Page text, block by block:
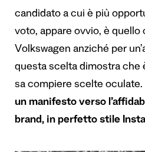
candidato a cui è più
voto, appare ovvio, è quello
Volkswagen anziché per
questa scelta dimostra che
sa compiere scelte oculate.
un manifesto verso
brand, in perfetto stile